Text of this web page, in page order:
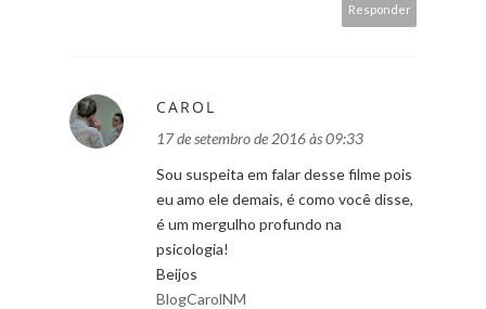
Responder
CAROL
17 de setembro de 2016 às 09:33
Sou suspeita em falar desse filme pois
eu amo ele demais, é como você disse,
é um mergulho profundo na
psicologia!
Beijos
BlogCarolNM